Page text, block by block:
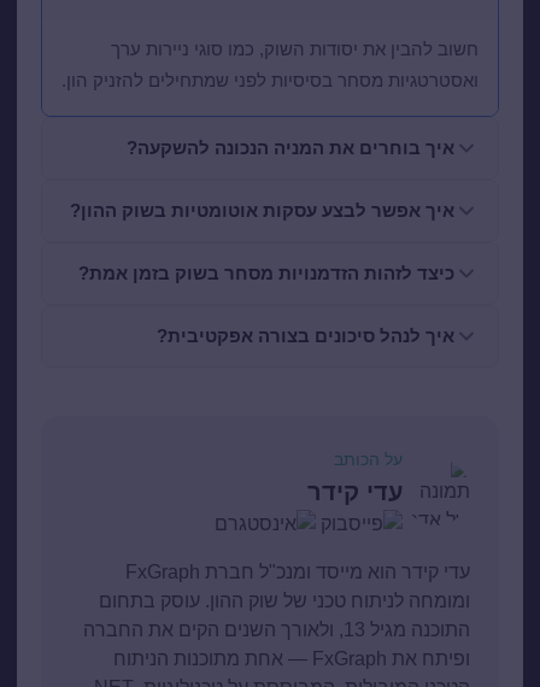
חשוב להבין את יסודות השוק, כמו סוגי ניירות ערך
ואסטרטגיות מסחר בסיסיות לפני שמתחילים להזניק הון.
איך בוחרים את המניה הנכונה להשקעה?
איך אפשר לבצע עסקות אוטומטיות בשוק ההון?
כיצד לזהות הזדמנויות מסחר בשוק בזמן אמת?
איך לנהל סיכונים בצורה אפקטיבית?
על הכותב
עדי קידר
עדי קידר הוא מייסד ומנכ"ל חברת FxGraph
ומומחה לניתוח טכני של שוק ההון. עוסק בתחום
התוכנה מגיל 13, ולאורך השנים הקים את החברה
ופיתח את FxGraph — אחת מתוכנות הניתוח